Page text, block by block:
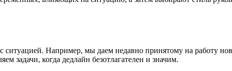
ситуацией. Например, мы даем недавно принятому на работу
задачи, когда дедлайн безотлагателен и значим.